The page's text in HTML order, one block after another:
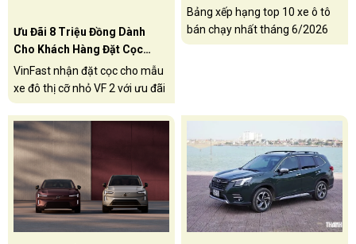
Ưu Đãi 8 Triệu Đồng Dành
Cho Khách Hàng Đặt Cọc
VinFast VF 2 Trong 3 Ngày
‘vàng’
VinFast nhận đặt cọc cho mẫu
xe đô thị cỡ nhỏ VF 2 với ưu đãi
đặc biệt trị giá 8 triệu đồng/xe
chỉ trong 3 ngày từ 15 -
17/7/2026.
Tháng 6/2026
Bảng xếp hạng top 10 xe ô tô
bán chạy nhất tháng 6/2026
tại thị trường Việt Nam, VinFast